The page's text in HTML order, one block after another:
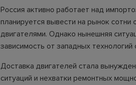
Россия активно работает над
планируется вывести на рынок
двигателями. Однако нынешняя
зависимость от западных технологий
Доставка двигателей стала
ситуаций и нехватки ремонтных